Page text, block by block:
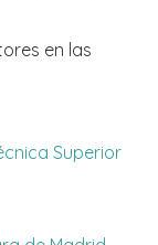
en las
Superior